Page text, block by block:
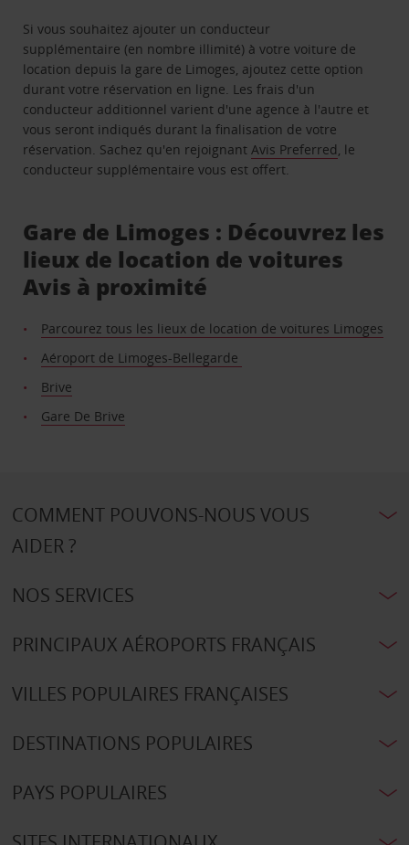
Si vous souhaitez ajouter un conducteur
supplémentaire (en nombre illimité) à votre voiture de
location depuis la gare de Limoges, ajoutez cette option
durant votre réservation en ligne. Les frais d'un
conducteur additionnel varient d'une agence à l'autre et
vous seront indiqués durant la finalisation de votre
réservation. Sachez qu'en rejoignantAvis Preferred, le
conducteur supplémentaire vous est offert.
Gare de Limoges : Découvrez les
lieux de location de voitures
Avis à proximité
Parcourez tous les lieux de location de voitures Limoges
Aéroport de Limoges-Bellegarde
Brive
Gare De Brive
COMMENT POUVONS-NOUS VOUS
AIDER ?
NOS SERVICES
PRINCIPAUX AÉROPORTS FRANÇAIS
VILLES POPULAIRES FRANÇAISES
DESTINATIONS POPULAIRES
PAYS POPULAIRES